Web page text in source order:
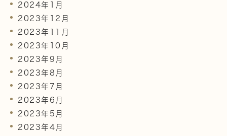
2024年1月
2023年12月
2023年11月
2023年10月
2023年9月
2023年8月
2023年7月
2023年6月
2023年5月
2023年4月